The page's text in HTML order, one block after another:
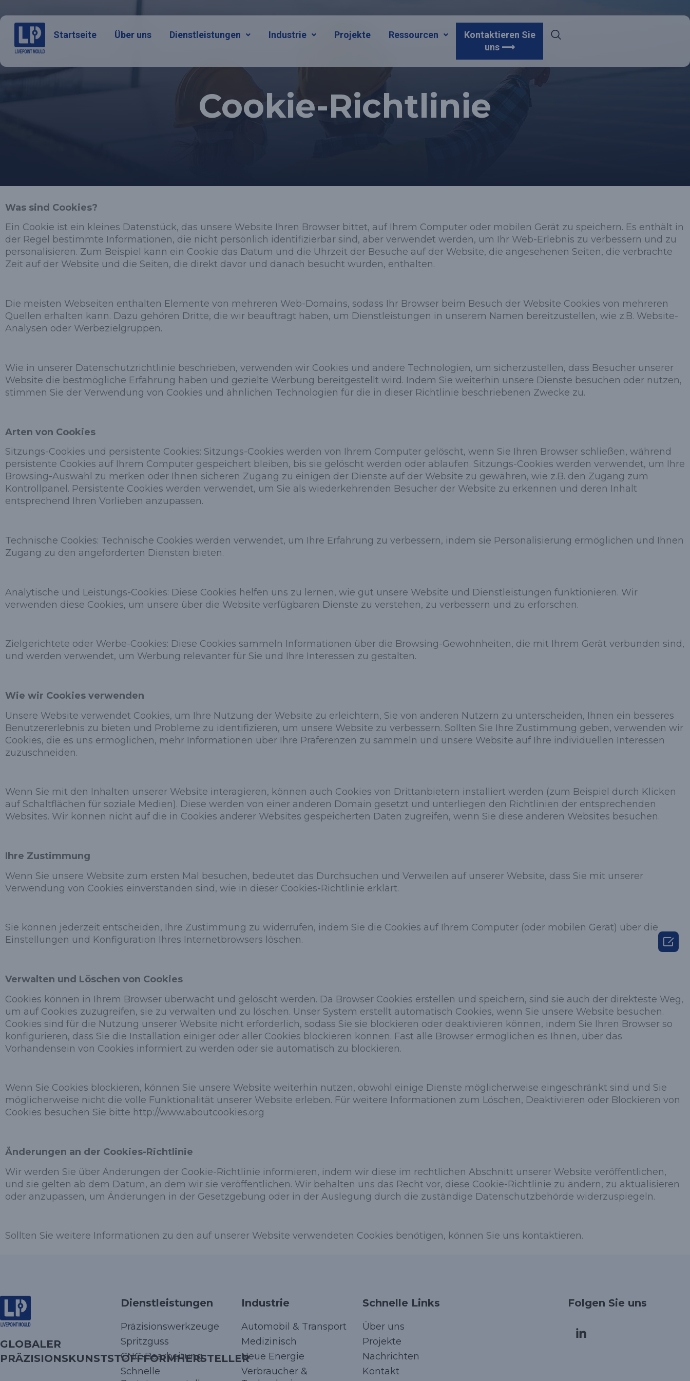
Startseite Über uns Dienstleistungen Industrie Projekte Ressourcen
Kontaktieren Sie
uns ⟶
Cookie-Richtlinie
Was sind Cookies?
Ein Cookie ist ein kleines Datenstück, das unsere Website Ihren Browser bittet, auf Ihrem Computer oder mobilen Gerät zu speichern. Es enthält in
der Regel bestimmte Informationen, die nicht persönlich identifizierbar sind, aber verwendet werden, um Ihr Web-Erlebnis zu verbessern und zu
personalisieren. Zum Beispiel kann ein Cookie das Datum und die Uhrzeit der Besuche auf der Website, die angesehenen Seiten, die verbrachte
Zeit auf der Website und die Seiten, die direkt davor und danach besucht wurden, enthalten.
Die meisten Webseiten enthalten Elemente von mehreren Web-Domains, sodass Ihr Browser beim Besuch der Website Cookies von mehreren
Quellen erhalten kann. Dazu gehören Dritte, die wir beauftragt haben, um Dienstleistungen in unserem Namen bereitzustellen, wie z.B. Website-
Analysen oder Werbezielgruppen.
Wie in unserer Datenschutzrichtlinie beschrieben, verwenden wir Cookies und andere Technologien, um sicherzustellen, dass Besucher unserer
Website die bestmögliche Erfahrung haben und gezielte Werbung bereitgestellt wird. Indem Sie weiterhin unsere Dienste besuchen oder nutzen,
stimmen Sie der Verwendung von Cookies und ähnlichen Technologien für die in dieser Richtlinie beschriebenen Zwecke zu.
Arten von Cookies
Sitzungs-Cookies und persistente Cookies: Sitzungs-Cookies werden von Ihrem Computer gelöscht, wenn Sie Ihren Browser schließen, während
persistente Cookies auf Ihrem Computer gespeichert bleiben, bis sie gelöscht werden oder ablaufen. Sitzungs-Cookies werden verwendet, um Ihre
Browsing-Auswahl zu merken oder Ihnen sicheren Zugang zu einigen der Dienste auf der Website zu gewähren, wie z.B. den Zugang zum
Kontrollpanel. Persistente Cookies werden verwendet, um Sie als wiederkehrenden Besucher der Website zu erkennen und deren Inhalt
entsprechend Ihren Vorlieben anzupassen.
Technische Cookies: Technische Cookies werden verwendet, um Ihre Erfahrung zu verbessern, indem sie Personalisierung ermöglichen und Ihnen
Zugang zu den angeforderten Diensten bieten.
Analytische und Leistungs-Cookies: Diese Cookies helfen uns zu lernen, wie gut unsere Website und Dienstleistungen funktionieren. Wir
verwenden diese Cookies, um unsere über die Website verfügbaren Dienste zu verstehen, zu verbessern und zu erforschen.
Zielgerichtete oder Werbe-Cookies: Diese Cookies sammeln Informationen über die Browsing-Gewohnheiten, die mit Ihrem Gerät verbunden sind,
und werden verwendet, um Werbung relevanter für Sie und Ihre Interessen zu gestalten.
Wie wir Cookies verwenden
Unsere Website verwendet Cookies, um Ihre Nutzung der Website zu erleichtern, Sie von anderen Nutzern zu unterscheiden, Ihnen ein besseres
Benutzererlebnis zu bieten und Probleme zu identifizieren, um unsere Website zu verbessern. Sollten Sie Ihre Zustimmung geben, verwenden wir
Cookies, die es uns ermöglichen, mehr Informationen über Ihre Präferenzen zu sammeln und unsere Website auf Ihre individuellen Interessen
zuzuschneiden.
Wenn Sie mit den Inhalten unserer Website interagieren, können auch Cookies von Drittanbietern installiert werden (zum Beispiel durch Klicken
auf Schaltflächen für soziale Medien). Diese werden von einer anderen Domain gesetzt und unterliegen den Richtlinien der entsprechenden
Websites. Wir können nicht auf die in Cookies anderer Websites gespeicherten Daten zugreifen, wenn Sie diese anderen Websites besuchen.
Ihre Zustimmung
Wenn Sie unsere Website zum ersten Mal besuchen, bedeutet das Durchsuchen und Verweilen auf unserer Website, dass Sie mit unserer
Verwendung von Cookies einverstanden sind, wie in dieser Cookies-Richtlinie erklärt.
Sie können jederzeit entscheiden, Ihre Zustimmung zu widerrufen, indem Sie die Cookies auf Ihrem Computer (oder mobilen Gerät) über die
Einstellungen und Konfiguration Ihres Internetbrowsers löschen.
Verwalten und Löschen von Cookies
Cookies können in Ihrem Browser überwacht und gelöscht werden. Da Browser Cookies erstellen und speichern, sind sie auch der direkteste Weg,
um auf Cookies zuzugreifen, sie zu verwalten und zu löschen. Unser System erstellt automatisch Cookies, wenn Sie unsere Website besuchen.
Cookies sind für die Nutzung unserer Website nicht erforderlich, sodass Sie sie blockieren oder deaktivieren können, indem Sie Ihren Browser so
konfigurieren, dass Sie die Installation einiger oder aller Cookies blockieren können. Fast alle Browser ermöglichen es Ihnen, über das
Vorhandensein von Cookies informiert zu werden oder sie automatisch zu blockieren.
Wenn Sie Cookies blockieren, können Sie unsere Website weiterhin nutzen, obwohl einige Dienste möglicherweise eingeschränkt sind und Sie
möglicherweise nicht die volle Funktionalität unserer Website erleben. Für weitere Informationen zum Löschen, Deaktivieren oder Blockieren von
Cookies besuchen Sie bitte http://www.aboutcookies.org
Änderungen an der Cookies-Richtlinie
Wir werden Sie über Änderungen der Cookie-Richtlinie informieren, indem wir diese im rechtlichen Abschnitt unserer Website veröffentlichen,
und sie gelten ab dem Datum, an dem wir sie veröffentlichen. Wir behalten uns das Recht vor, diese Cookie-Richtlinie zu ändern, zu aktualisieren
oder anzupassen, um Änderungen in der Gesetzgebung oder in der Auslegung durch die zuständige Datenschutzbehörde widerzuspiegeln.
Sollten Sie weitere Informationen zu den auf unserer Website verwendeten Cookies benötigen, können Sie uns kontaktieren.
GLOBALER
PRÄZISIONSKUNSTSTOFFFORMHERSTELLER
Dienstleistungen
Präzisionswerkzeuge
Spritzguss
CNC-Bearbeitung
Schnelle
Industrie
Automobil & Transport
Medizinisch
Neue Energie
Verbraucher &
Schnelle Links
Über uns
Projekte
Nachrichten
Kontakt
Folgen Sie uns
Japanese
Korean
